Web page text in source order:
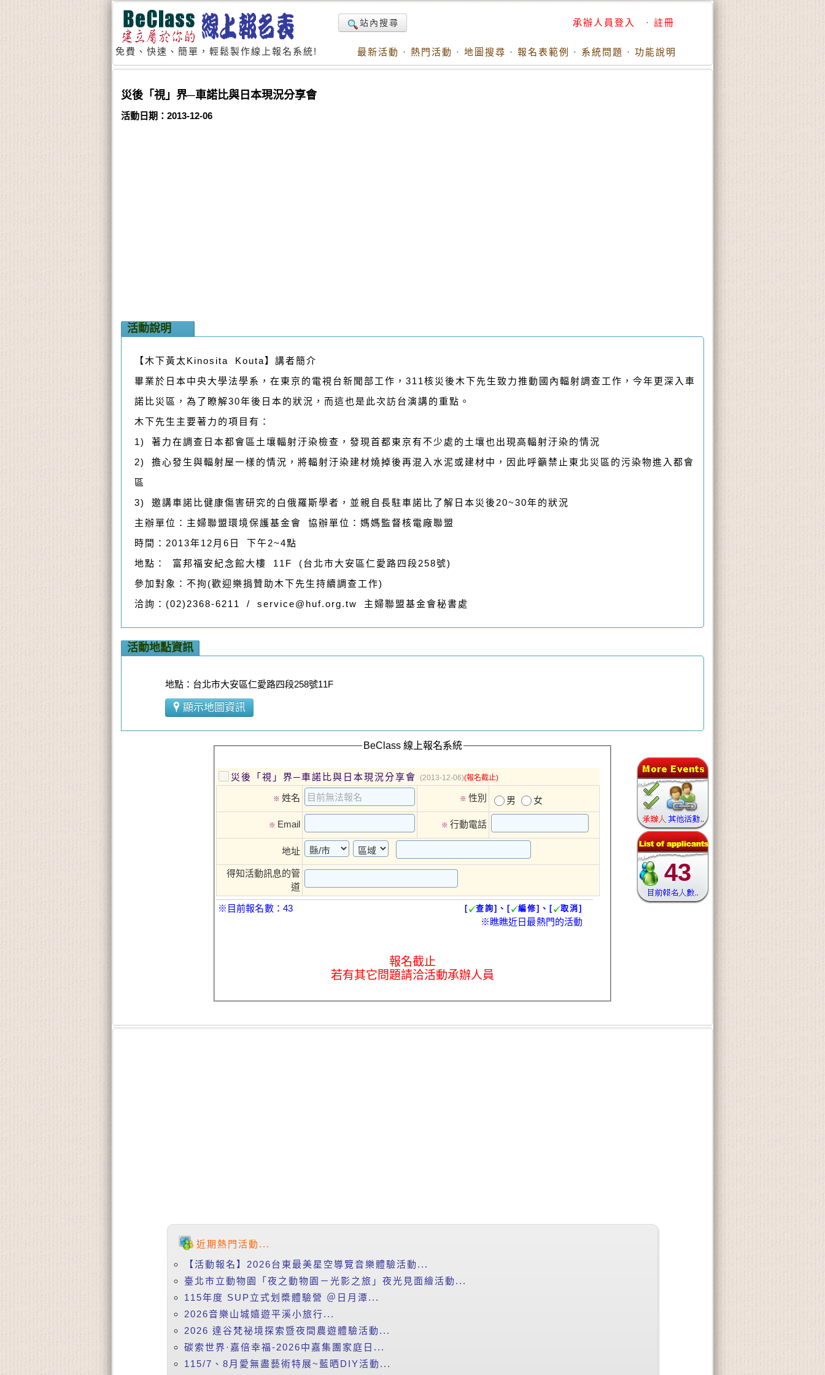
免費、快速、簡單，輕鬆製作線上報名系統!
站內搜尋 承辦人員登入 · 註冊
最新活動 · 熱門活動 · 地圖搜尋 · 報名表範例 · 系統問題 · 功能說明
災後「視」界─車諾比與日本現況分享會
活動日期：2013-12-06
活動說明
【木下黃太Kinosita Kouta】講者簡介
畢業於日本中央大學法學系，在東京的電視台新聞部工作，311核災後木下先生致力推動國內輻射調查工作，今年更深入車
諾比災區，為了瞭解30年後日本的狀況，而這也是此次訪台演講的重點。
木下先生主要著力的項目有：
1) 著力在調查日本都會區土壤輻射汙染檢查，發現首都東京有不少處的土壤也出現高輻射汙染的情況
2) 擔心發生與輻射屋一樣的情況，將輻射汙染建材燒掉後再混入水泥或建材中，因此呼籲禁止東北災區的污染物進入都會
區
3) 邀講車諾比健康傷害研究的白俄羅斯學者，並親自長駐車諾比了解日本災後20~30年的狀況
主辦單位：主婦聯盟環境保護基金會 協辦單位：媽媽監督核電廠聯盟
時間：2013年12月6日 下午2~4點
地點： 富邦福安紀念館大樓 11F (台北市大安區仁愛路四段258號)
參加對象：不拘(歡迎樂捐贊助木下先生持續調查工作)
洽詢：(02)2368-6211 / service@huf.org.tw 主婦聯盟基金會秘書處
活動地點資訊
地點：台北市大安區仁愛路四段258號11F
顯示地圖資訊
43
BeClass 線上報名系統
災後「視」界─車諾比與日本現況分享會 (2013-12-06)(報名截止)
※ 姓名 ※ 性別 男 女
※ Email ※ 行動電話
地址
得知活動訊息的管
道
※目前報名數：43 [ 查詢]、[ 編修]、[ 取消]
※瞧瞧近日最熱門的活動
報名截止
若有其它問題請洽活動承辦人員
近期熱門活動...
【活動報名】2026台東最美星空導覽音樂體驗活動...
臺北市立動物園「夜之動物園－光影之旅」夜光見面繪活動...
115年度 SUP立式划槳體驗營 ＠日月潭...
2026音樂山城嬉遊平溪小旅行...
2026 達谷梵祕境探索暨夜間農遊體驗活動...
碳索世界·嘉倍幸福-2026中嘉集團家庭日...
115/7、8月愛無盡藝術特展~藍晒DIY活動...